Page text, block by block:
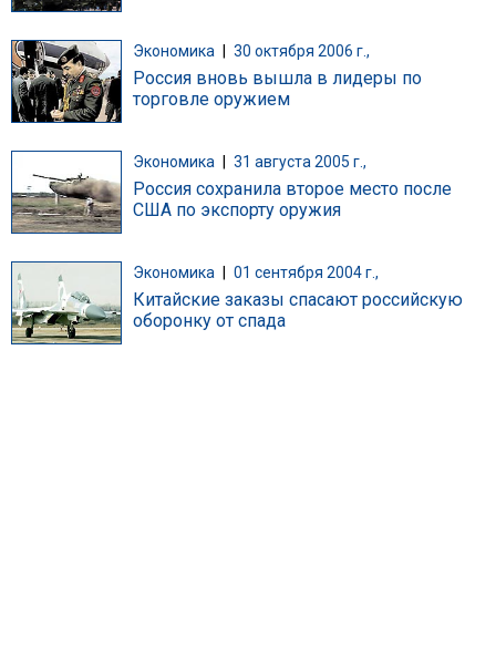
Экономика 30 октября 2006 г.,
Россия вновь вышла в лидеры по
торговле оружием
Экономика 31 августа 2005 г.,
Россия сохранила второе место после
США по экспорту оружия
Экономика 01 сентября 2004 г.,
Китайские заказы спасают российскую
оборонку от спада